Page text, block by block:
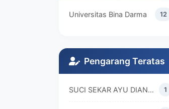
Universitas Bina Darma 12
Pengarang Teratas
SUCI SEKAR AYU DIAN WALANDARI; 1